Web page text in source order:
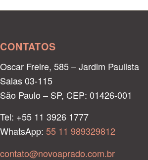
CONTATOS
Oscar Freire, 585 – Jardim Paulista
Salas 03-115
São Paulo – SP, CEP: 01426-001
Tel: +55 11 3926 1777
WhatsApp: 55 11 989329812
contato@novoaprado.com.br